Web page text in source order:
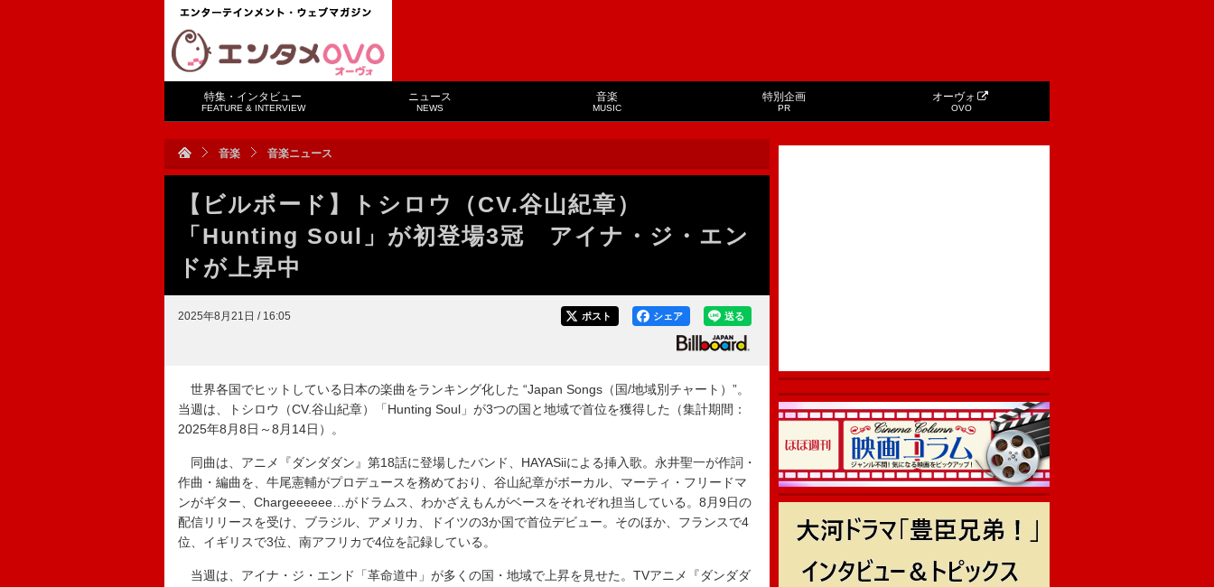
特集・インタビュー
FEATURE & INTERVIEW
ニュース
NEWS
音楽
MUSIC
特別企画
PR
オーヴォ
OVO
音楽 音楽ニュース
【ビルボード】トシロウ（CV.谷山紀章）
「Hunting Soul」が初登場3冠 アイナ・ジ・エン
ドが上昇中
2025年8月21日 / 16:05 送る
シェア
ポスト
世界各国でヒットしている日本の楽曲をランキング化した “Japan Songs（国/地域別チャート）”。
当週は、トシロウ（CV.谷山紀章）「Hunting Soul」が3つの国と地域で首位を獲得した（集計期間：
2025年8月8日～8月14日）。
同曲は、アニメ『ダンダダン』第18話に登場したバンド、HAYASiiによる挿入歌。永井聖一が作詞・
作曲・編曲を、牛尾憲輔がプロデュースを務めており、谷山紀章がボーカル、マーティ・フリードマ
ンがギター、Chargeeeeee…がドラムス、わかざえもんがベースをそれぞれ担当している。8月9日の
配信リリースを受け、ブラジル、アメリカ、ドイツの3か国で首位デビュー。そのほか、フランスで4
位、イギリスで3位、南アフリカで4位を記録している。
当週は、アイナ・ジ・エンド「革命道中」が多くの国・地域で上昇を見せた。TVアニメ『ダンダダ